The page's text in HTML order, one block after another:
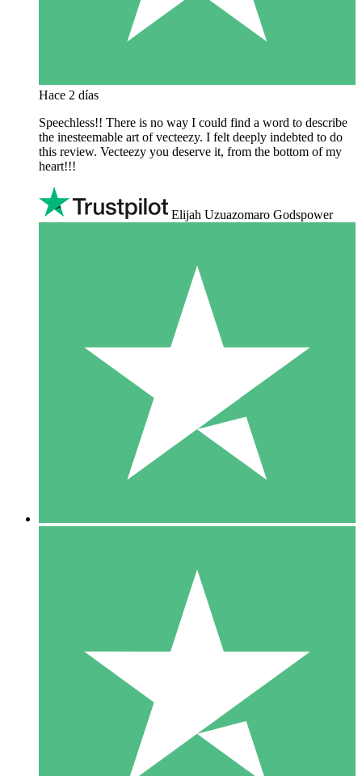
Hace 2 días
Speechless!! There is no way I could find a word to describe
the inesteemable art of vecteezy. I felt deeply indebted to do
this review. Vecteezy you deserve it, from the bottom of my
heart!!!
Elijah Uzuazomaro Godspower